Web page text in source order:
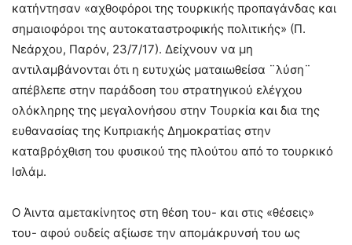
κατήντησαν «αχθοφόροι της τουρκικής προπαγάνδας και
σημαιοφόροι της αυτοκαταστροφικής πολιτικής» (Π.
Νεάρχου, Παρόν, 23/7/17). Δείχνουν να μη
αντιλαμβάνονται ότι η ευτυχώς ματαιωθείσα ¨λύση¨
απέβλεπε στην παράδοση του στρατηγικού ελέγχου
ολόκληρης της μεγαλονήσου στην Τουρκία και δια της
ευθανασίας της Κυπριακής Δημοκρατίας στην
καταβρόχθιση του φυσικού της πλούτου από το τουρκικό
Ισλάμ.
Ο Άιντα αμετακίνητος στη θέση του- και στις «θέσεις»
του- αφού ουδείς αξίωσε την απομάκρυνσή του ως